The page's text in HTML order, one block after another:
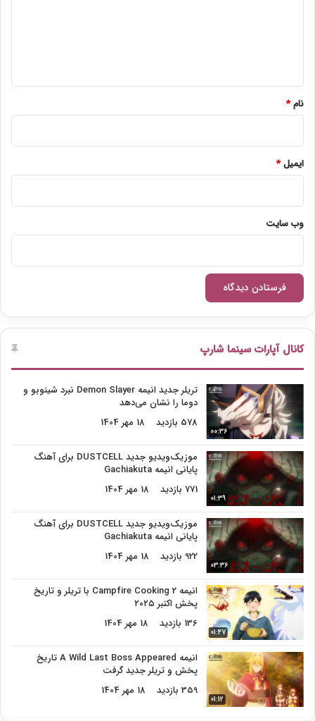
نام*
ایمیل*
وب‌ سایت
کانال آپارات سینما شارپ
00:36
تریلر جدید انیمه Demon Slayer نبرد شینوبو و
دوما را نشان می‌دهد
578 بازدید
18 مهر 1404
01:39
موزیک‌ویدیو جدید DUSTCELL برای آهنگ
پایانی انیمه Gachiakuta
771 بازدید
18 مهر 1404
03:36
موزیک‌ویدیو جدید DUSTCELL برای آهنگ
پایانی انیمه Gachiakuta
922 بازدید
18 مهر 1404
01:47
انیمه Campfire Cooking 2 با تریلر و تاریخ
پخش اکتبر ۲۰۲۵
136 بازدید
18 مهر 1404
01:12
انیمه A Wild Last Boss Appeared تاریخ
پخش و تریلر جدید گرفت
359 بازدید
18 مهر 1404